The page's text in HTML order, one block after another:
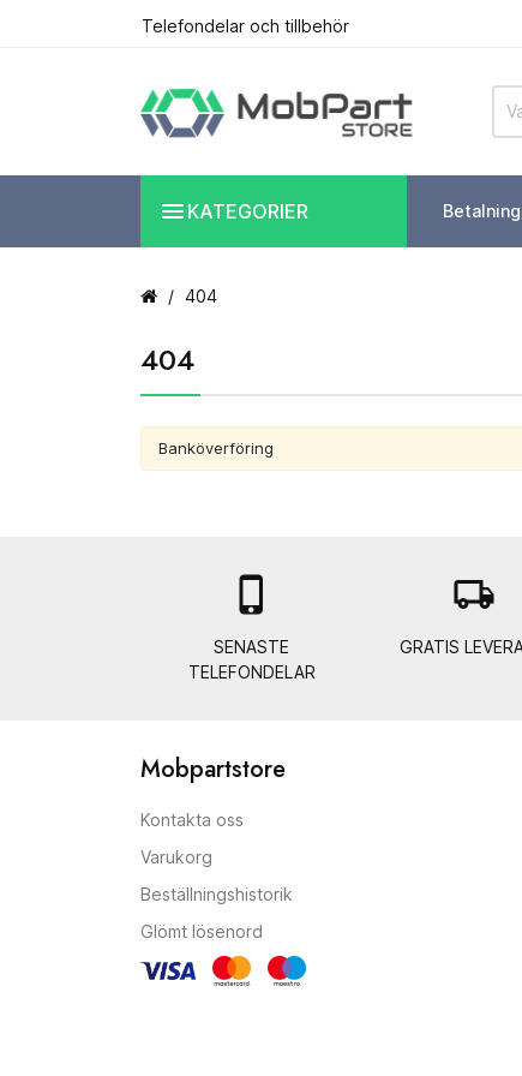
Telefondelar och tillbehör
 KATEGORIER
404
404
Banköverföring

SENASTE
TELEFONDELAR
local_shipping
GRATIS
Mobpartstore
Kontakta oss
Varukorg
Beställningshistorik
Glömt lösenord